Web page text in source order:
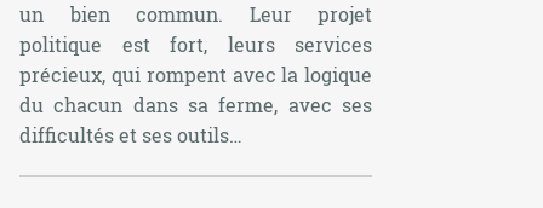
un bien commun. Leur projet
politique est fort, leurs services
précieux, qui rompent avec la logique
du chacun dans sa ferme, avec ses
difficultés et ses outils…